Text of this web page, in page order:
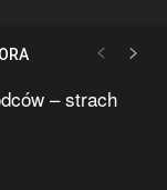
– strach